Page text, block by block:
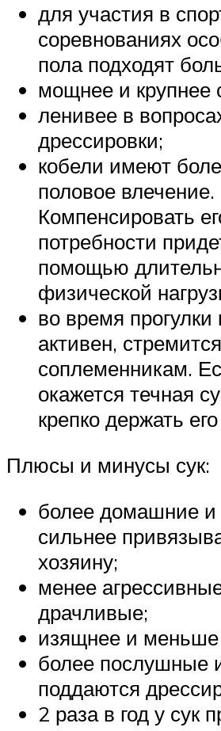
для участия в
соревнованиях
пола подходят
мощнее и крупнее
ленивее в
дрессировки;
кобели имеют
половое влечение.
Компенсировать
потребности
помощью
физической
во время прогулки
активен,
соплеменникам.
окажется течная
крепко держать
Плюсы и минусы сук:
более домашние и
сильнее
хозяину;
менее
драчливые;
изящнее и меньше
более послушные
поддаются
2 раза в год у сук